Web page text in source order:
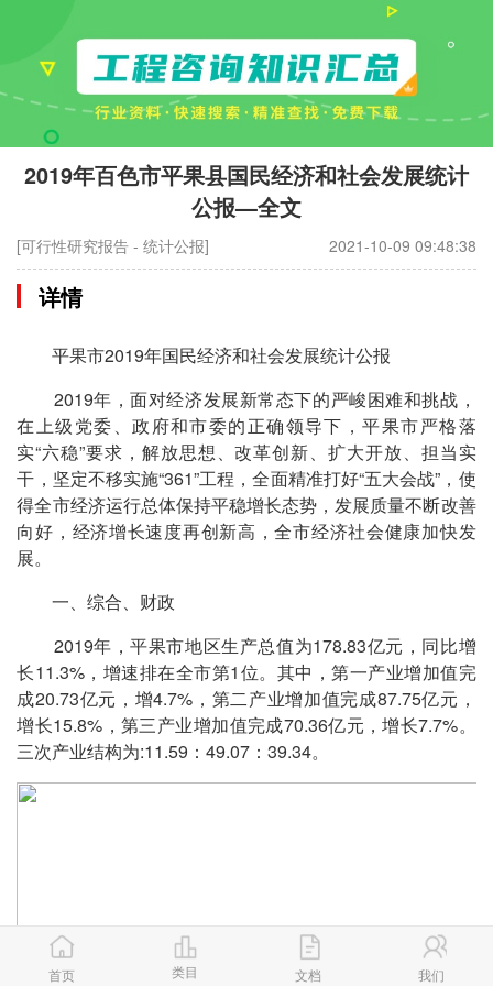
2019年百色市平果县国民经济和社会发展统计
公报—全文
[可行性研究报告 - 统计公报] 2021-10-09 09:48:38
详情
平果市2019年国民经济和社会发展统计公报
2019年，面对经济发展新常态下的严峻困难和挑战，
在上级党委、政府和市委的正确领导下，平果市严格落
实“六稳”要求，解放思想、改革创新、扩大开放、担当实
干，坚定不移实施“361”工程，全面精准打好“五大会战”，使
得全市经济运行总体保持平稳增长态势，发展质量不断改善
向好，经济增长速度再创新高，全市经济社会健康加快发
展。
一、综合、财政
2019年，平果市地区生产总值为178.83亿元，同比增
长11.3%，增速排在全市第1位。其中，第一产业增加值完
成20.73亿元，增4.7%，第二产业增加值完成87.75亿元，
增长15.8%，第三产业增加值完成70.36亿元，增长7.7%。
三次产业结构为:11.59：49.07：39.34。
首页 类目 文档 我们